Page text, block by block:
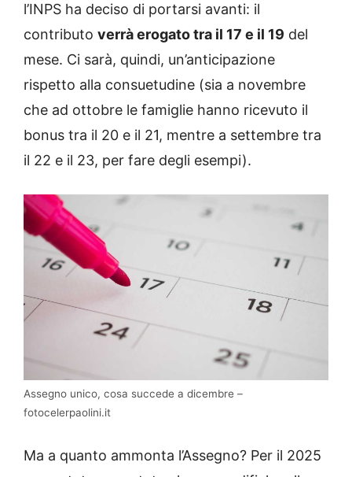
l’INPS ha deciso di portarsi avanti: il
contributo verrà erogato tra il 17 e il 19 del
mese. Ci sarà, quindi, un’anticipazione
rispetto alla consuetudine (sia a novembre
che ad ottobre le famiglie hanno ricevuto il
bonus tra il 20 e il 21, mentre a settembre tra
il 22 e il 23, per fare degli esempi).
Assegno unico, cosa succede a dicembre –
fotocelerpaolini.it
Ma a quanto ammonta l’Assegno? Per il 2025